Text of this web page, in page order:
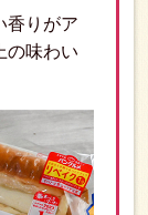
香りがア
の味わい